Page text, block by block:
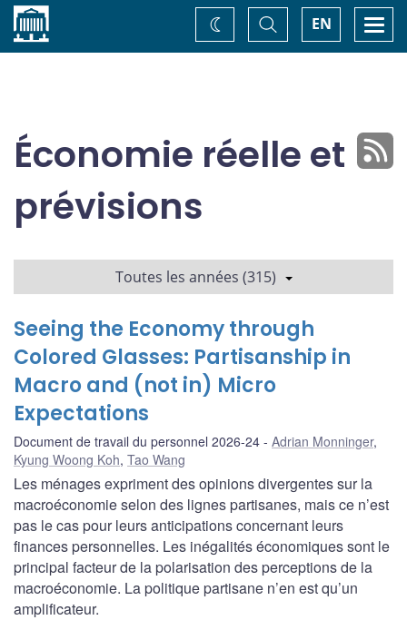
Accueil EN
Basculer
la
recherche
Changez
de
Économie réelle et
prévisions
Toutes les années (315)
Seeing the Economy through
Colored Glasses: Partisanship in
Macro and (not in) Micro
Expectations
Document de travail du personnel 2026-24 Adrian Monninger,
Kyung Woong Koh, Tao Wang
Les ménages expriment des opinions divergentes sur la
macroéconomie selon des lignes partisanes, mais ce n’est
pas le cas pour leurs anticipations concernant leurs
finances personnelles. Les inégalités économiques sont le
principal facteur de la polarisation des perceptions de la
macroéconomie. La politique partisane n’en est qu’un
amplificateur.